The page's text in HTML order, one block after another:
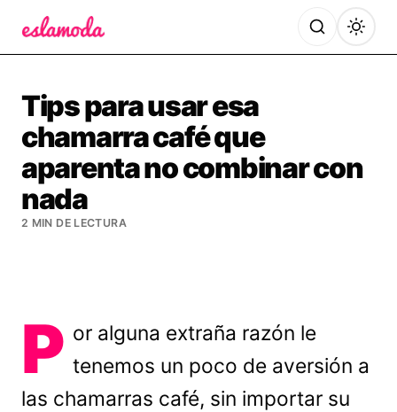
Tips para usar esa
chamarra café que
aparenta no combinar con
nada
2 MIN DE LECTURA
P or alguna extraña razón le
tenemos un poco de aversión a
las chamarras café, sin importar su